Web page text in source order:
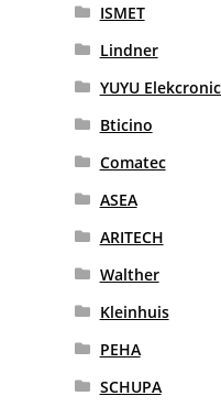
ISMET
Lindner
YUYU
Bticino
Comatec
ASEA
ARITECH
Walther
Kleinhuis
PEHA
SCHUPA